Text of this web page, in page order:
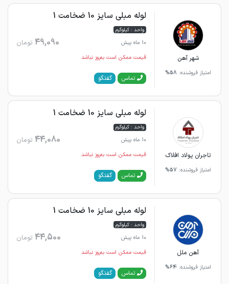
شهر آهن
امتیاز فروشنده: 58%
لوله مبلی سایز 10 ضخامت 1
واحد : کیلوگرم
10 ماه پیش
49,090 تومان
قیمت ممکن است به‌روز نباشد
تماس گفتگو
تاجران پولاد افلاک
امتیاز فروشنده: 57%
لوله مبلی سایز 10 ضخامت 1
واحد : کیلوگرم
10 ماه پیش
44,080 تومان
قیمت ممکن است به‌روز نباشد
تماس گفتگو
آهن ملل
امتیاز فروشنده:64%
لوله مبلی سایز 10 ضخامت 1
واحد : کیلوگرم
10 ماه پیش
44,500 تومان
قیمت ممکن است به‌روز نباشد
تماس گفتگو